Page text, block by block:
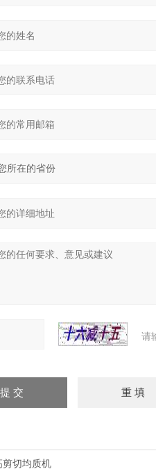
请
剪切均质机